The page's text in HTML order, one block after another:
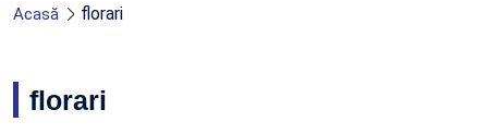
Acasă florari
florari